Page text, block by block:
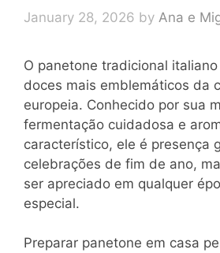
January 28, 2026 by Ana e
O panetone tradicional
doces mais emblemáticos da
europeia. Conhecido por sua
fermentação cuidadosa e
característico, ele é presença
celebrações de fim de ano,
ser apreciado em qualquer
especial.
Preparar panetone em casa